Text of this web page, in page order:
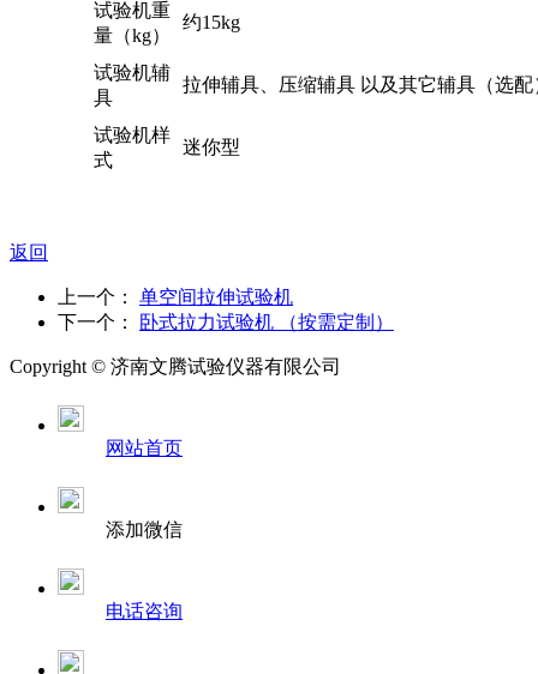
试验机重
量（kg）
约15kg
试验机辅
具
拉伸辅具、压缩辅具 以及其它辅具（选配
试验机样
式
迷你型
返回
上一个： 单空间拉伸试验机
下一个：
卧式拉力试验机 （按需定制）
Copyright © 济南文腾试验仪器有限公司
网站首页
添加微信
电话咨询